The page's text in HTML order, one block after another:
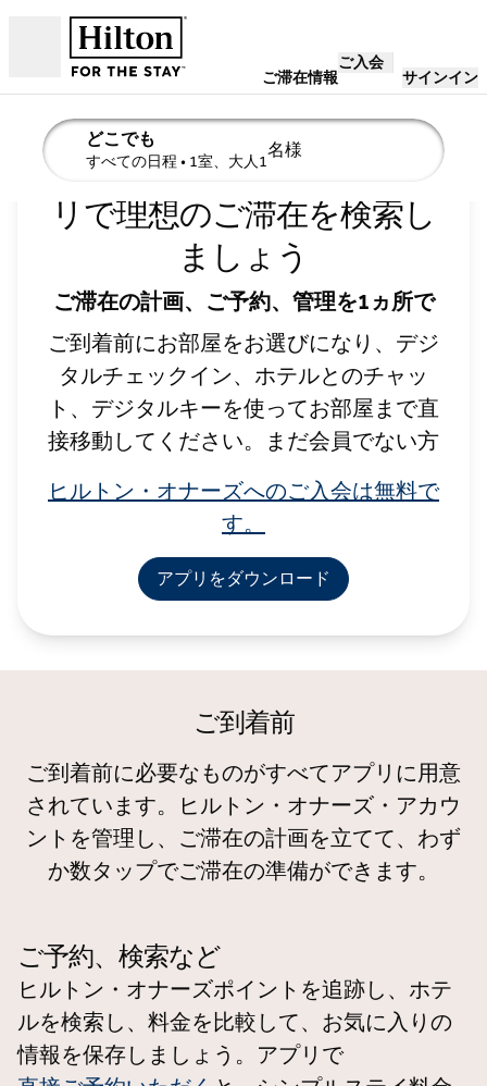
ご滞在情報
ご入会
サインイン
どこでも
すべての日程 • 1室、大人1
名様
検索の詳細を編集、すべての日程、1室、大人1名様
ヒルトン・オナーズ・アプ
リで理想のご滞在を検索し
ましょう
ご滞在の計画、ご予約、管理を1ヵ所で
ご到着前にお部屋をお選びになり、デジ
タルチェックイン、ホテルとのチャッ
ト、デジタルキーを使ってお部屋まで直
接移動してください。まだ会員でない方
ヒルトン・オナーズへのご入会は無料で
す。
アプリをダウンロード
ご到着前
ご到着前に必要なものがすべてアプリに用意
されています。ヒルトン・オナーズ・アカウ
ントを管理し、ご滞在の計画を立てて、わず
か数タップでご滞在の準備ができます。
ご予約、検索など
ヒルトン・オナーズポイントを追跡し、ホテ
ルを検索し、料金を比較して、お気に入りの
情報を保存しましょう。アプリで